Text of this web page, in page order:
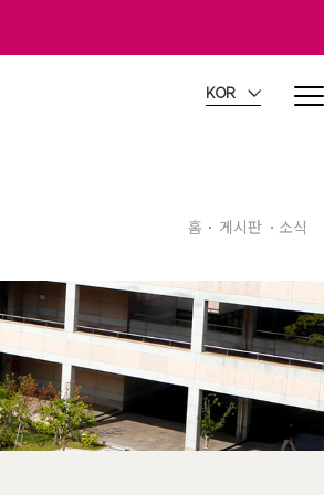
KOR
홈 게시판 소식